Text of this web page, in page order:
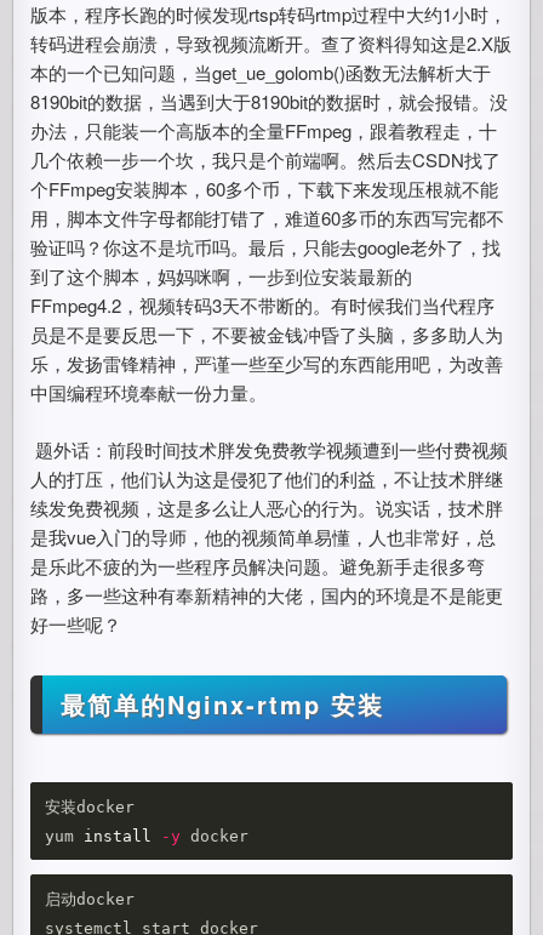
版本，程序长跑的时候发现rtsp转码rtmp过程中大约1小时，
转码进程会崩溃，导致视频流断开。查了资料得知这是2.X版
本的一个已知问题，当get_ue_golomb()函数无法解析大于
8190bit的数据，当遇到大于8190bit的数据时，就会报错。没
办法，只能装一个高版本的全量FFmpeg，跟着教程走，十
几个依赖一步一个坎，我只是个前端啊。然后去CSDN找了
个FFmpeg安装脚本，60多个币，下载下来发现压根就不能
用，脚本文件字母都能打错了，难道60多币的东西写完都不
验证吗？你这不是坑币吗。最后，只能去google老外了，找
到了这个脚本，妈妈咪啊，一步到位安装最新的
FFmpeg4.2，视频转码3天不带断的。有时候我们当代程序
员是不是要反思一下，不要被金钱冲昏了头脑，多多助人为
乐，发扬雷锋精神，严谨一些至少写的东西能用吧，为改善
中国编程环境奉献一份力量。
​ 题外话：前段时间技术胖发免费教学视频遭到一些付费视频
人的打压，他们认为这是侵犯了他们的利益，不让技术胖继
续发免费视频，这是多么让人恶心的行为。说实话，技术胖
是我vue入门的导师，他的视频简单易懂，人也非常好，总
是乐此不疲的为一些程序员解决问题。避免新手走很多弯
路，多一些这种有奉新精神的大佬，国内的环境是不是能更
好一些呢？
最简单的Nginx-rtmp 安装
安装docker
yum install -y
启动docker